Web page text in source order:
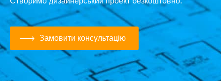
Замовити консультацію